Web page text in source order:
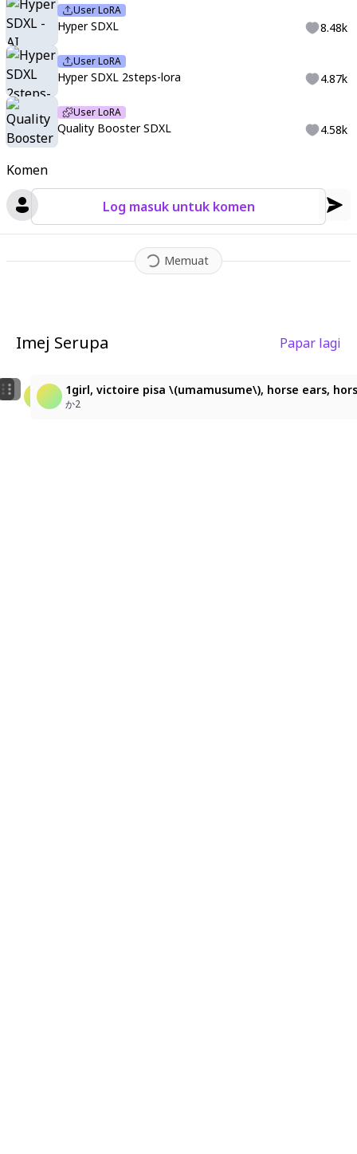
Komen
Log masuk untuk komen
Memuat
User LoRA
Hyper SDXL 8.48k
User LoRA
Hyper SDXL 2steps-lora 4.87k
User LoRA
Quality Booster SDXL 4.58k
Imej Serupa Papar lagi
ナリタトップロード
なな
1girl, victoire pisa \(umamusume\), horse ears,
か2
1girl, victoire pisa \(umamusume\), horse ears,
か2